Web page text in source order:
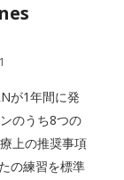
が1年間に発
のうち8つの
上の推奨事項
の練習を標準